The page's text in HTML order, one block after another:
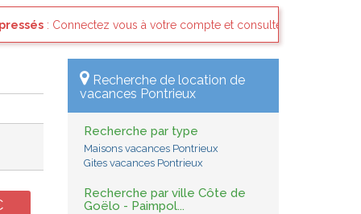
et consultez les "Messages des internautes pressés" il y a
Recherche de location de
vacances Pontrieux
Recherche par type
Maisons vacances Pontrieux
Gites vacances Pontrieux
Recherche par ville Côte de
Goëlo - Paimpol...